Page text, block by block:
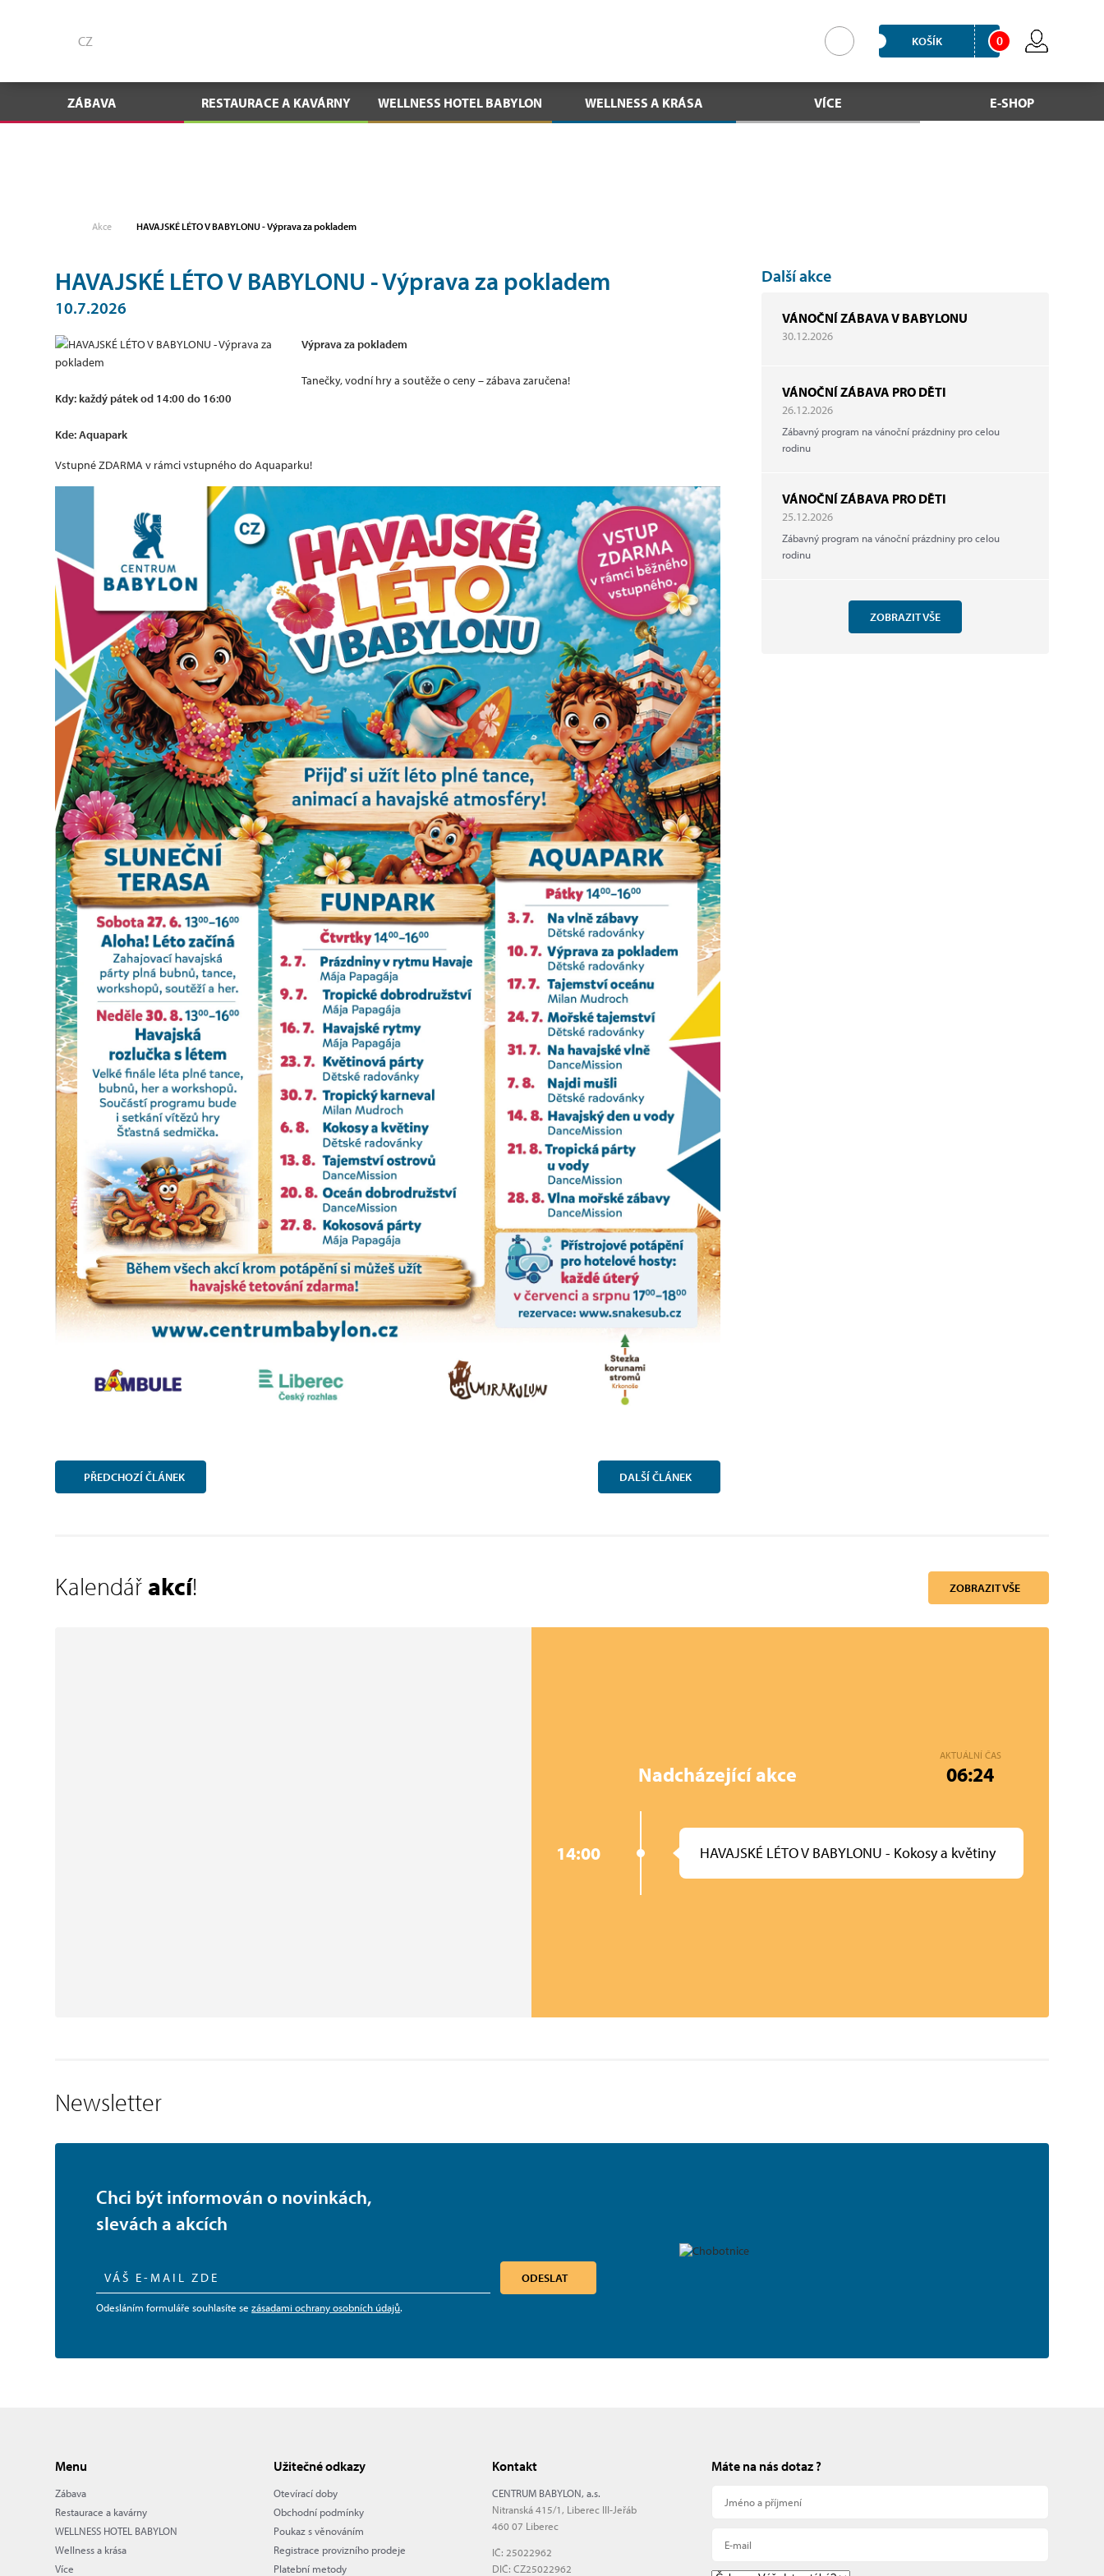
CZ KOŠÍK 0
ZÁBAVA RESTAURACE A KAVÁRNY WELLNESS HOTEL BABYLON WELLNESS A KRÁSA VÍCE E-SHOP
Akce HAVAJSKÉ LÉTO V BABYLONU - Výprava za pokladem
HAVAJSKÉ LÉTO V BABYLONU - Výprava za pokladem
10.7.2026
Výprava za pokladem
Tanečky, vodní hry a soutěže o ceny – zábava zaručena!
Kdy: každý pátek od 14:00 do 16:00
Kde: Aquapark
Vstupné ZDARMA v rámci vstupného do Aquaparku!
DALŠÍČLÁNEK
PŘEDCHOZÍČLÁNEK
Další akce
VÁNOČNÍ ZÁBAVA V BABYLONU
30.12.2026
VÁNOČNÍ ZÁBAVA PRO DĚTI
26.12.2026
Zábavný program na vánoční prázdniny pro celou
rodinu
VÁNOČNÍ ZÁBAVA PRO DĚTI
25.12.2026
Zábavný program na vánoční prázdniny pro celou
rodinu
ZOBRAZIT VŠE
Kalendář akcí! ZOBRAZIT VŠE
Nadcházející akce
AKTUÁLNÍ ČAS
06:24
14:00 HAVAJSKÉ LÉTO V BABYLONU - Kokosy a květiny
Newsletter
Chci být informován o novinkách,
slevách a akcích
ODESLAT
Odesláním formuláře souhlasíte sezásadami ochrany osobních údajů.
Menu
Zábava
Restaurace a kavárny
WELLNESS HOTEL BABYLON
Wellness a krása
Více
Užitečné odkazy
Otevírací doby
Obchodní podmínky
Poukaz s věnováním
Registrace provizního prodeje
Platební metody
Kontakt
CENTRUM BABYLON, a.s.
Nitranská 415/1, Liberec III-Jeřáb
460 07 Liberec
IČ: 25022962
DIČ: CZ25022962
Máte na nás dotaz ?